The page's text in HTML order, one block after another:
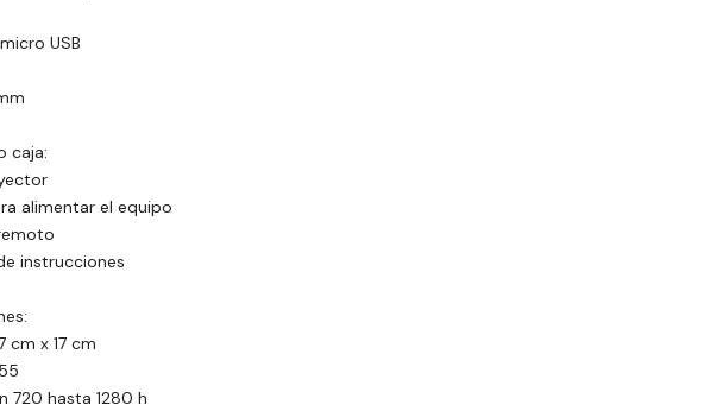
USB
caja:
alimentar el equipo
instrucciones
cm x 17 cm
720 hasta 1280 h